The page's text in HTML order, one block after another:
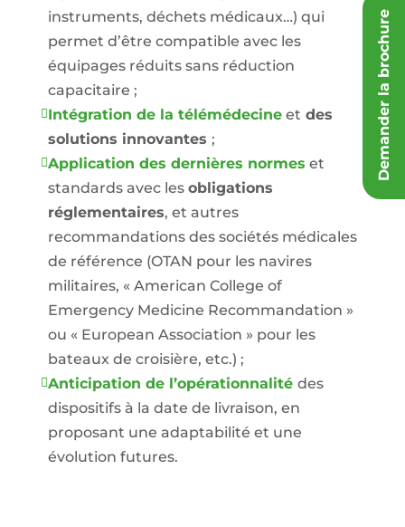
instruments, déchets médicaux…) qui
permet d’être compatible avec les
équipages réduits sans réduction
capacitaire ;
Intégration de la télémédecineet des
solutions innovantes ;
Application des dernières normes et
standards avec les obligations
réglementaires, et autres
recommandations des sociétés médicales
de référence (OTAN pour les navires
militaires, « American College of
Emergency Medicine Recommandation »
ou « European Association » pour les
bateaux de croisière, etc.) ;
Anticipation de l’opérationnalité des
dispositifs à la date de livraison, en
proposant une adaptabilité et une
évolution futures.
Demander la brochure